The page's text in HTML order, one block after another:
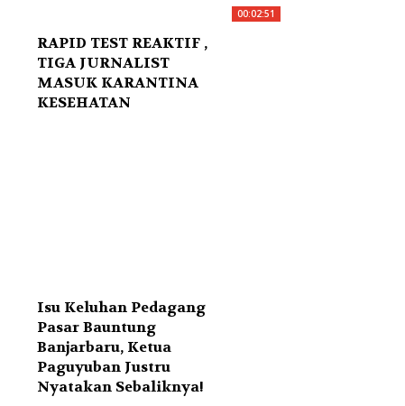
00:02:51
RAPID TEST REAKTIF ,
TIGA JURNALIST
MASUK KARANTINA
KESEHATAN
Isu Keluhan Pedagang
Pasar Bauntung
Banjarbaru, Ketua
Paguyuban Justru
Nyatakan Sebaliknya!